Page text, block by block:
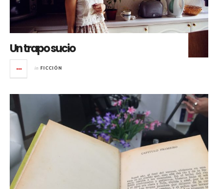
Un trapo sucio
in FICCIÓN